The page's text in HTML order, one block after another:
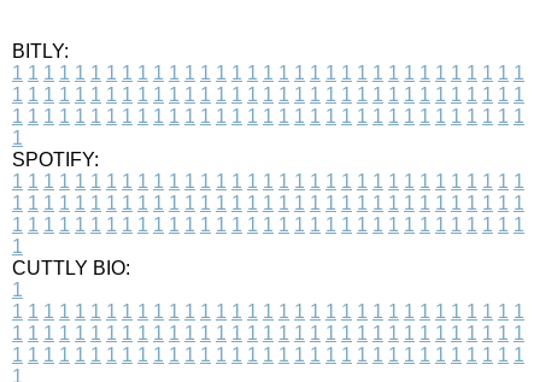
BITLY:
1 1 1 1 1 1 1 1 1 1 1 1 1 1 1 1 1 1 1 1 1 1 1 1 1 1 1 1 1 1 1 1 1
1 1 1 1 1 1 1 1 1 1 1 1 1 1 1 1 1 1 1 1 1 1 1 1 1 1 1 1 1 1 1 1 1
1 1 1 1 1 1 1 1 1 1 1 1 1 1 1 1 1 1 1 1 1 1 1 1 1 1 1 1 1 1 1 1 1
1
SPOTIFY:
1 1 1 1 1 1 1 1 1 1 1 1 1 1 1 1 1 1 1 1 1 1 1 1 1 1 1 1 1 1 1 1 1
1 1 1 1 1 1 1 1 1 1 1 1 1 1 1 1 1 1 1 1 1 1 1 1 1 1 1 1 1 1 1 1 1
1 1 1 1 1 1 1 1 1 1 1 1 1 1 1 1 1 1 1 1 1 1 1 1 1 1 1 1 1 1 1 1 1
1
CUTTLY BIO:
1
1 1 1 1 1 1 1 1 1 1 1 1 1 1 1 1 1 1 1 1 1 1 1 1 1 1 1 1 1 1 1 1 1
1 1 1 1 1 1 1 1 1 1 1 1 1 1 1 1 1 1 1 1 1 1 1 1 1 1 1 1 1 1 1 1 1
1 1 1 1 1 1 1 1 1 1 1 1 1 1 1 1 1 1 1 1 1 1 1 1 1 1 1 1 1 1 1 1 1
1